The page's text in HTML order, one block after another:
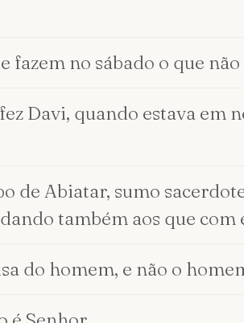
fazem no sábado o que
Davi, quando estava em
de Abiatar, sumo
também aos que com
do homem, e não o